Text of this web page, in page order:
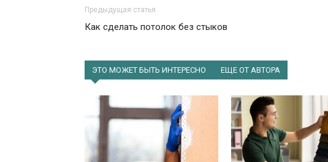
Предыдущая статья
Как сделать потолок без стыков
ЭТО МОЖЕТ БЫТЬ ИНТЕРЕСНО ЕЩЕ ОТ АВТОРА